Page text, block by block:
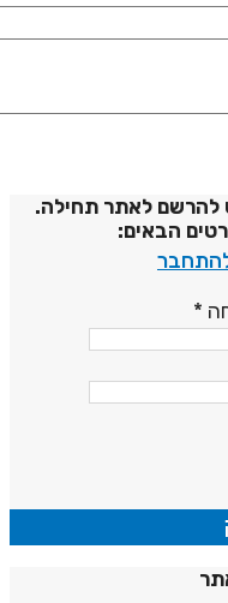
להרשם לאתר תחילה.
הבאים:
*